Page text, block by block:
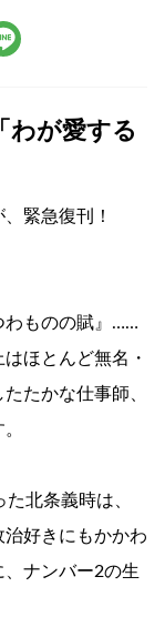
わが愛する
緊急復刊！
わものの賦』……
ほとんど無名・
たかな仕事師、
北条義時は、
好きにもかかわ
ナンバー2の生